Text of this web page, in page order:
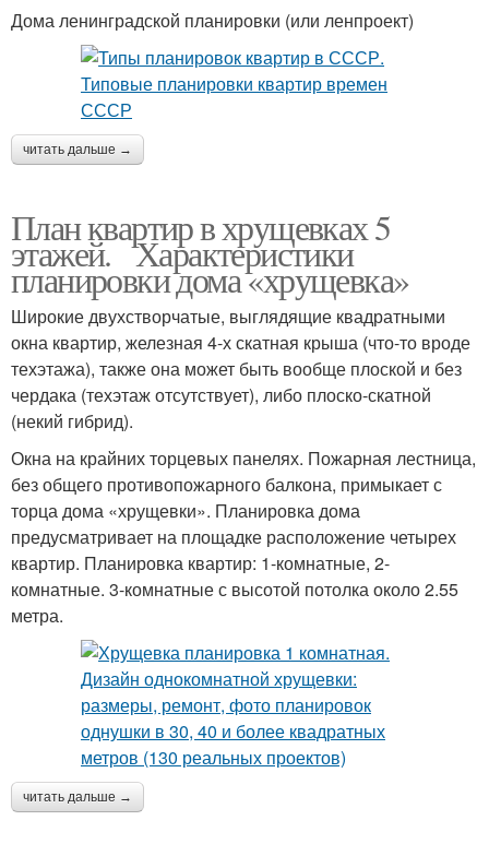
Дома ленинградской планировки (или ленпроект)
читать дальше →
План квартир в хрущевках 5
этажей. Характеристики
планировки дома «хрущевка»
Широкие двухстворчатые, выглядящие квадратными
окна квартир, железная 4-х скатная крыша (что-то вроде
техэтажа), также она может быть вообще плоской и без
чердака (техэтаж отсутствует), либо плоско-скатной
(некий гибрид).
Окна на крайних торцевых панелях. Пожарная лестница,
без общего противопожарного балкона, примыкает с
торца дома «хрущевки». Планировка дома
предусматривает на площадке расположение четырех
квартир. Планировка квартир: 1-комнатные, 2-
комнатные. 3-комнатные с высотой потолка около 2.55
метра.
читать дальше →